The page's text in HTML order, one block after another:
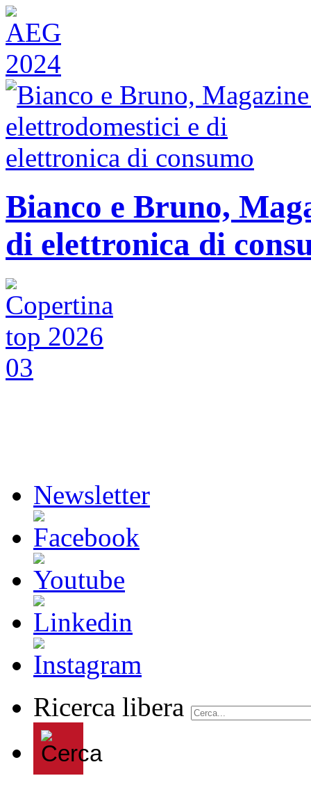
Bianco e Bruno,
di elettronica di
Newsletter
Ricerca libera